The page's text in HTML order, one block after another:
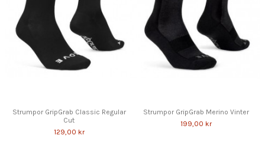
Strumpor GripGrab Classic Regular
Cut
129,00 kr
Strumpor GripGrab Merino Vinter
199,00 kr